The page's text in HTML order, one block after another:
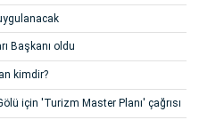
Başkanı oldu
kimdir?
için 'Turizm Master Planı' çağrısı